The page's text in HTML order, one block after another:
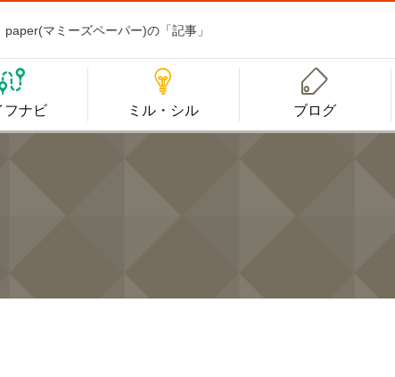
マミーズペーパー)の「記事」
フナビ

ミル・シル

ブログ